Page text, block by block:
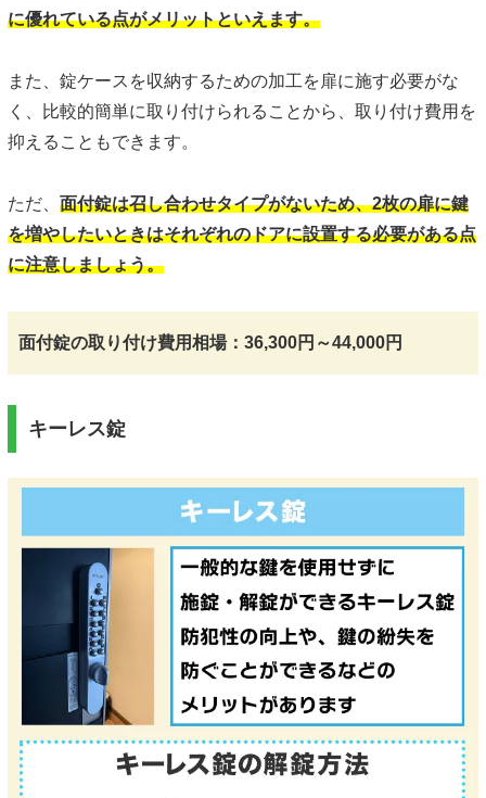
に優れている点がメリットといえます。
また、錠ケースを収納するための加工を扉に施す必要がな
く、比較的簡単に取り付けられることから、取り付け費用を
抑えることもできます。
ただ、 面付錠は召し合わせタイプがないため、2枚の扉に鍵
を増やしたいときはそれぞれのドアに設置する必要がある点
に注意しましょう。
面付錠の取り付け費用相場：36,300円～44,000円
キーレス錠